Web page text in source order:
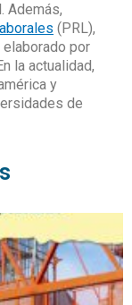
Además,
(PRL),
por
la actualidad,
y
de